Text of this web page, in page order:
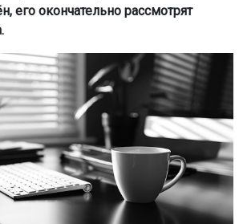
его окончательно рассмотрят